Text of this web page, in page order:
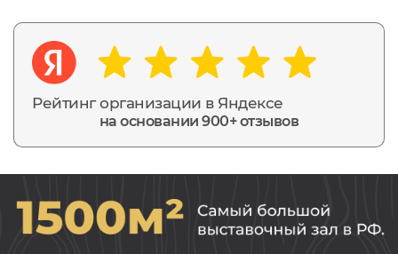
Рейтинг организации в Яндексе
на основании 900+ отзывов